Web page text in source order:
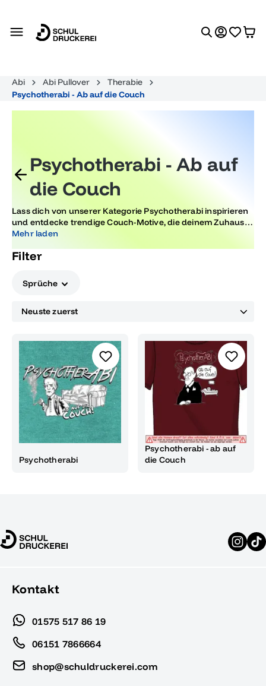
Abi Abi Pullover
Therabie
Psychotherabi - Ab auf die Couch
Psychotherabi - Ab auf
die Couch
Lass dich von unserer Kategorie Psychotherabi inspirieren
und entdecke trendige Couch-Motive, die deinem Zuhause
ein frisches und kreatives Flair verleihen. Gestalte deine
Entspannung in deinen Alltag.
Mehr laden
Filter
Sprüche
Psychotherabi
Psychotherabi - ab auf
die Couch
Kontakt
01575 517 86 19
06151 7866664
shop@schuldruckerei.com